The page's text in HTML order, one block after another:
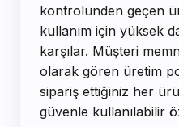
kontrolünden geçen
kullanım için yüksek
karşılar. Müşteri
olarak gören üretim
sipariş ettiğiniz her
güvenle kullanılabilir